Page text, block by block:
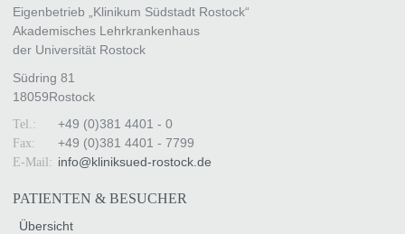
Eigenbetrieb „Klinikum Südstadt Rostock“
Akademisches Lehrkrankenhaus
der Universität Rostock
Südring 81
18059Rostock
Tel.: +49 (0)381 4401 - 0
Fax: +49 (0)381 4401 - 7799
E-Mail: info@kliniksued-rostock.de
PATIENTEN & BESUCHER
Übersicht